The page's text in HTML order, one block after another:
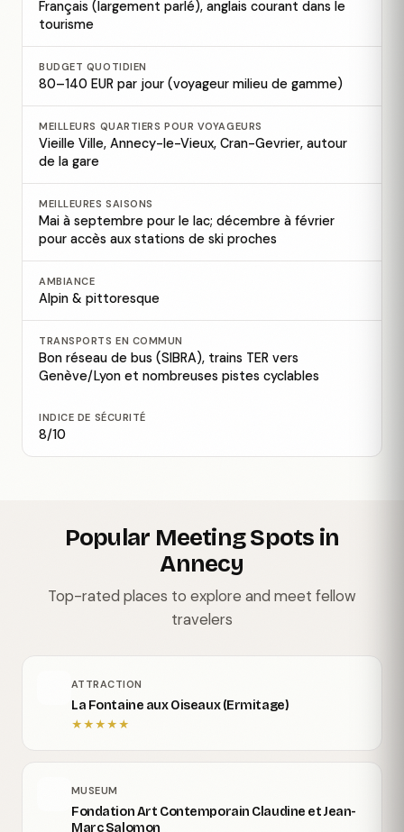
Français (largement parlé), anglais courant dans le
tourisme
BUDGET QUOTIDIEN
80–140 EUR par jour (voyageur milieu de gamme)
MEILLEURS QUARTIERS POUR VOYAGEURS
Vieille Ville, Annecy-le-Vieux, Cran-Gevrier, autour
de la gare
MEILLEURES SAISONS
Mai à septembre pour le lac; décembre à février
pour accès aux stations de ski proches
AMBIANCE
Alpin & pittoresque
TRANSPORTS EN COMMUN
Bon réseau de bus (SIBRA), trains TER vers
Genève/Lyon et nombreuses pistes cyclables
INDICE DE SÉCURITÉ
8/10
Popular Meeting Spots in
Annecy
Top-rated places to explore and meet fellow
travelers
ATTRACTION
La Fontaine aux Oiseaux (Ermitage)
★★★★★
MUSEUM
Fondation Art Contemporain Claudine et Jean-
Marc Salomon